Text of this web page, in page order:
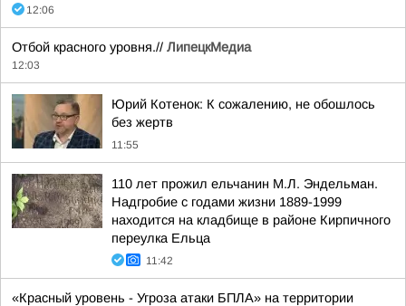
12:06
Отбой красного уровня.// ЛипецкМедиа
12:03
Юрий Котенок: К сожалению, не обошлось
без жертв
11:55
110 лет прожил ельчанин М.Л. Эндельман.
Надгробие с годами жизни 1889-1999
находится на кладбище в районе Кирпичного
переулка Ельца
11:42
«Красный уровень - Угроза атаки БПЛА» на территории